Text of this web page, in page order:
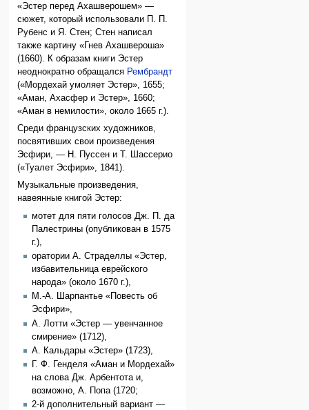
«Эстер перед Ахашверошем» —
сюжет, который использовали П. П.
Рубенс и Я. Стен; Стен написал
также картину «Гнев Ахашвероша»
(1660). К образам книги Эстер
неоднократно обращался Рембрандт
(«Мордехай умоляет Эстер», 1655;
«Аман, Ахасфер и Эстер», 1660;
«Аман в немилости», около 1665 г.).
Среди французских художников,
посвятивших свои произведения
Эсфири, — Н. Пуссен и Т. Шассерио
(«Туалет Эсфири», 1841).
Музыкальные произведения,
навеянные книгой Эстер:
мотет для пяти голосов Дж. П. да
Палестрины (опубликован в 1575
г.),
оратории А. Страделлы «Эстер,
избавительница еврейского
народа» (около 1670 г.),
М.-А. Шарпантье «Повесть об
Эсфири»,
А. Лотти «Эстер — увенчанное
смирение» (1712),
А. Кальдары «Эстер» (1723),
Г. Ф. Генделя «Аман и Мордехай»
на слова Дж. Арбентота и,
возможно, А. Попа (1720;
2-й дополнительный вариант —